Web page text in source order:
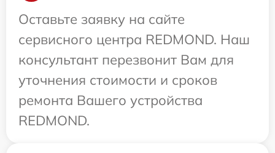
Оставьте заявку на сайте
сервисного центра REDMOND. Наш
консультант перезвонит Вам для
уточнения стоимости и сроков
ремонта Вашего устройства
REDMOND.